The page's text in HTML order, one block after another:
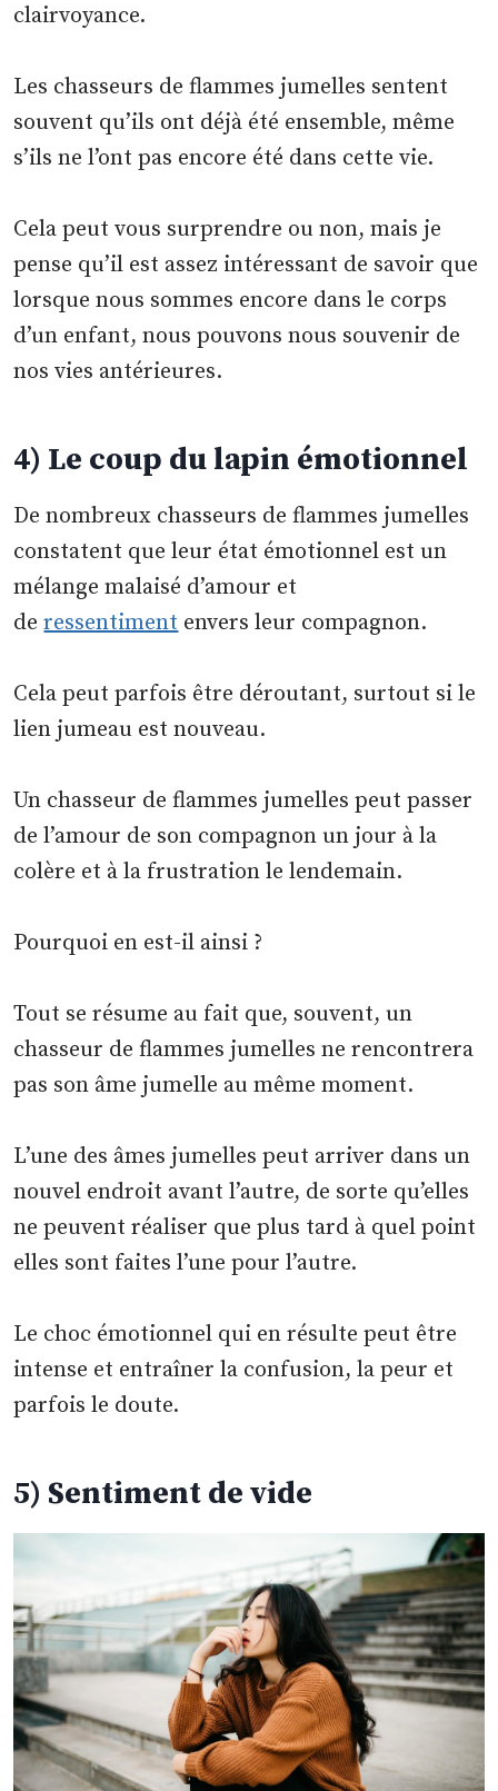
clairvoyance.
Les chasseurs de flammes jumelles sentent
souvent qu’ils ont déjà été ensemble, même
s’ils ne l’ont pas encore été dans cette vie.
Cela peut vous surprendre ou non, mais je
pense qu’il est assez intéressant de savoir que
lorsque nous sommes encore dans le corps
d’un enfant, nous pouvons nous souvenir de
nos vies antérieures.
4) Le coup du lapin émotionnel
De nombreux chasseurs de flammes jumelles
constatent que leur état émotionnel est un
mélange malaisé d’amour et
deressentiment envers leur compagnon.
Cela peut parfois être déroutant, surtout si le
lien jumeau est nouveau.
Un chasseur de flammes jumelles peut passer
de l’amour de son compagnon un jour à la
colère et à la frustration le lendemain.
Pourquoi en est-il ainsi ?
Tout se résume au fait que, souvent, un
chasseur de flammes jumelles ne rencontrera
pas son âme jumelle au même moment.
L’une des âmes jumelles peut arriver dans un
nouvel endroit avant l’autre, de sorte qu’elles
ne peuvent réaliser que plus tard à quel point
elles sont faites l’une pour l’autre.
Le choc émotionnel qui en résulte peut être
intense et entraîner la confusion, la peur et
parfois le doute.
5) Sentiment de vide